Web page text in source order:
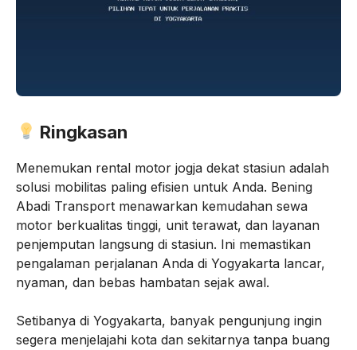
Ringkasan
Menemukan rental motor jogja dekat stasiun adalah
solusi mobilitas paling efisien untuk Anda. Bening
Abadi Transport menawarkan kemudahan sewa
motor berkualitas tinggi, unit terawat, dan layanan
penjemputan langsung di stasiun. Ini memastikan
pengalaman perjalanan Anda di Yogyakarta lancar,
nyaman, dan bebas hambatan sejak awal.
Setibanya di Yogyakarta, banyak pengunjung ingin
segera menjelajahi kota dan sekitarnya tanpa buang